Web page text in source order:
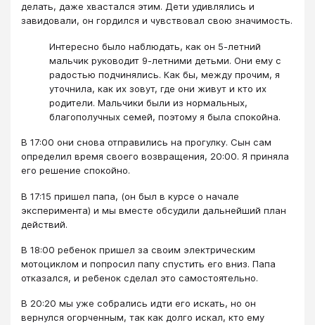
делать, даже хвастался этим. Дети удивлялись и
завидовали, он гордился и чувствовал свою значимость.
Интересно было наблюдать, как он 5-летний
мальчик руководит 9-летними детьми. Они ему с
радостью подчинялись. Как бы, между прочим, я
уточнила, как их зовут, где они живут и кто их
родители. Мальчики были из нормальных,
благополучных семей, поэтому я была спокойна.
В 17:00 они снова отправились на прогулку. Сын сам
определил время своего возвращения, 20:00. Я приняла
его решение спокойно.
В 17:15 пришел папа, (он был в курсе о начале
эксперимента) и мы вместе обсудили дальнейший план
действий.
В 18:00 ребенок пришел за своим электрическим
мотоциклом и попросил папу спустить его вниз. Папа
отказался, и ребенок сделал это самостоятельно.
В 20:20 мы уже собрались идти его искать, но он
вернулся огорченным, так как долго искал, кто ему